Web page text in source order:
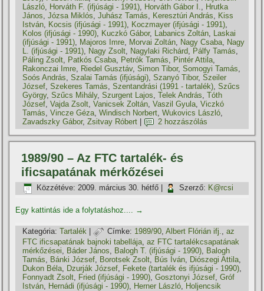
László, Horváth F. (ifjúsági - 1991), Horváth Gábor I., Hrutka
János,Józsa Miklós,Juhász Tamás, Keresztúri András, Kiss
István, Kocsis (ifjúsági - 1991), Koczmayer (ifjúsági - 1991),
Kolos (ifjúsági - 1990), Kuczkó Gábor, Labanics Zoltán, Laskai
(ifjúsági - 1991), Majoros Imre, Morvai Zoltán, Nagy Csaba, Nagy
L. (ifjúsági - 1991), Nagy Zsolt, Nagylaki Richárd, Pálfy Tamás,
Páling Zsolt, Patkós Csaba, Petrók Tamás, Pintér Attila,
Rakonczai Imre, Riedel Gusztáv,Simon Tibor,Somogyi Tamás,
Soós András,Szalai Tamás (ifjúsági),Szanyó Tibor,Szeiler
József,Szekeres Tamás,Szentandrási (1991 - tartalék),Szűcs
György,Szűcs Mihály,Szurgent Lajos,Telek András,Tóth
József,Vajda Zsolt,Vanicsek Zoltán,Vaszil Gyula,Viczkó
Tamás,Vincze Géza,Windisch Norbert,Wukovics László,
Zavadszky Gábor,Zsitvay Róbert 2 hozzászólás
1989/90 – Az FTC tartalék- és
ificsapatának mérkőzései
Közzétéve: 2009. március 30. hétfő Szerző: K@rcsi
Egy kattintás ide a folytatáshoz.... →
Kategória: Tartalék | Címke: 1989/90,Albert Flórián ifj.,az
FTC ificsapatának bajnoki tabellája,az FTC tartalékcsapatának
mérkőzései, Báder János, Balogh T. (ifjúsági - 1990), Balogh
Tamás, Bánki József, Borotsek Zsolt, Bús Iván, Diószegi Attila,
Dukon Béla, Dzurják József, Fekete (tartalék és ifjúsági - 1990),
Fonnyadt Zsolt, Fried (ifjúsági - 1990),Gosztonyi József,Gróf
István, Hernádi (ifjúsági - 1990), Herner László, Holjencsik